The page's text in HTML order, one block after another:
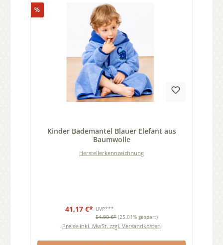
%Rabatt
Kinder Bademantel Blauer Elefant aus
Baumwolle
Herstellerkennzeichnung
41,17 €* UVP***
54,90 €* (25.01% gespart)
Preise inkl. MwSt. zzgl. Versandkosten